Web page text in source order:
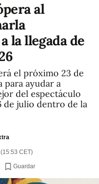
al
la llegada de
el próximo 23 de
para ayudar a
del espectáculo
de julio dentro de la
CET)
Guardar